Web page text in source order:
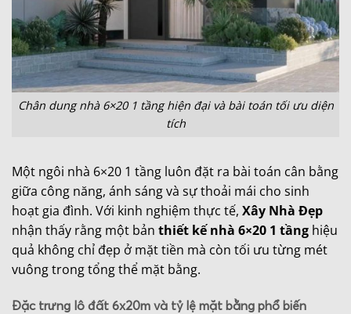
Chân dung nhà 6×20 1 tầng hiện đại và bài toán tối ưu diện
tích
Một ngôi nhà 6×20 1 tầng luôn đặt ra bài toán cân bằng
giữa công năng, ánh sáng và sự thoải mái cho sinh
hoạt gia đình. Với kinh nghiệm thực tế, Xây Nhà Đẹp
nhận thấy rằng một bản thiết kế nhà 6×20 1 tầng hiệu
quả không chỉ đẹp ở mặt tiền mà còn tối ưu từng mét
vuông trong tổng thể mặt bằng.
Đặc trưng lô đất 6x20m và tỷ lệ mặt bằng phổ biến